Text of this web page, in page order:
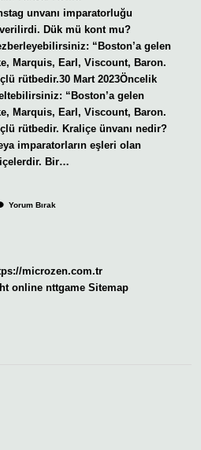
unvanı imparatorluğu
Dük mü kont mu?
“Boston’a gelen
Marquis, Earl, Viscount, Baron.
rütbedir.30 Mart 2023Öncelik
“Boston’a gelen
Marquis, Earl, Viscount, Baron.
rütbedir. Kraliçe ünvanı nedir?
imparatorların eşleri olan
Bir…
Yorum Bırak
microzen.com.tr
online nttgame Sitemap